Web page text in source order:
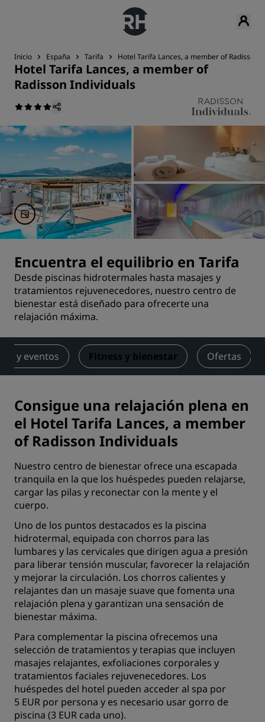
Inicio España Tarifa Hotel Tarifa Lances, a member of Radisson
Hotel Tarifa Lances, a member of
Radisson Individuals
Encuentra el equilibrio en Tarifa
Desde piscinas hidrotermales hasta masajes y
tratamientos rejuvenecedores, nuestro centro de
bienestar está diseñado para ofrecerte una
relajación máxima.
y eventos Fitness y bienestar Ofertas
Consigue una relajación plena en
el Hotel Tarifa Lances, a member
of Radisson Individuals
Nuestro centro de bienestar ofrece una escapada
tranquila en la que los huéspedes pueden relajarse,
cargar las pilas y reconectar con la mente y el
cuerpo.
Uno de los puntos destacados es la piscina
hidrotermal, equipada con chorros para las
lumbares y las cervicales que dirigen agua a presión
para liberar tensión muscular, favorecer la relajación
y mejorar la circulación. Los chorros calientes y
relajantes dan un masaje suave que fomenta una
relajación plena y garantizan una sensación de
bienestar máxima.
Para complementar la piscina ofrecemos una
selección de tratamientos y terapias que incluyen
masajes relajantes, exfoliaciones corporales y
tratamientos faciales rejuvenecedores. Los
huéspedes del hotel pueden acceder al spa por
5 EUR por persona y es necesario usar gorro de
piscina (3 EUR cada uno).